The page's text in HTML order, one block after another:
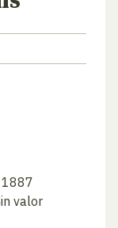
1887
valor